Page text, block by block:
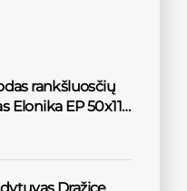
rankšluosčių
Elonika EP 50x118